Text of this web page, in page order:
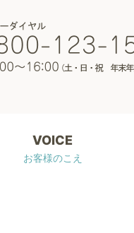
VOICE
お客様のこえ